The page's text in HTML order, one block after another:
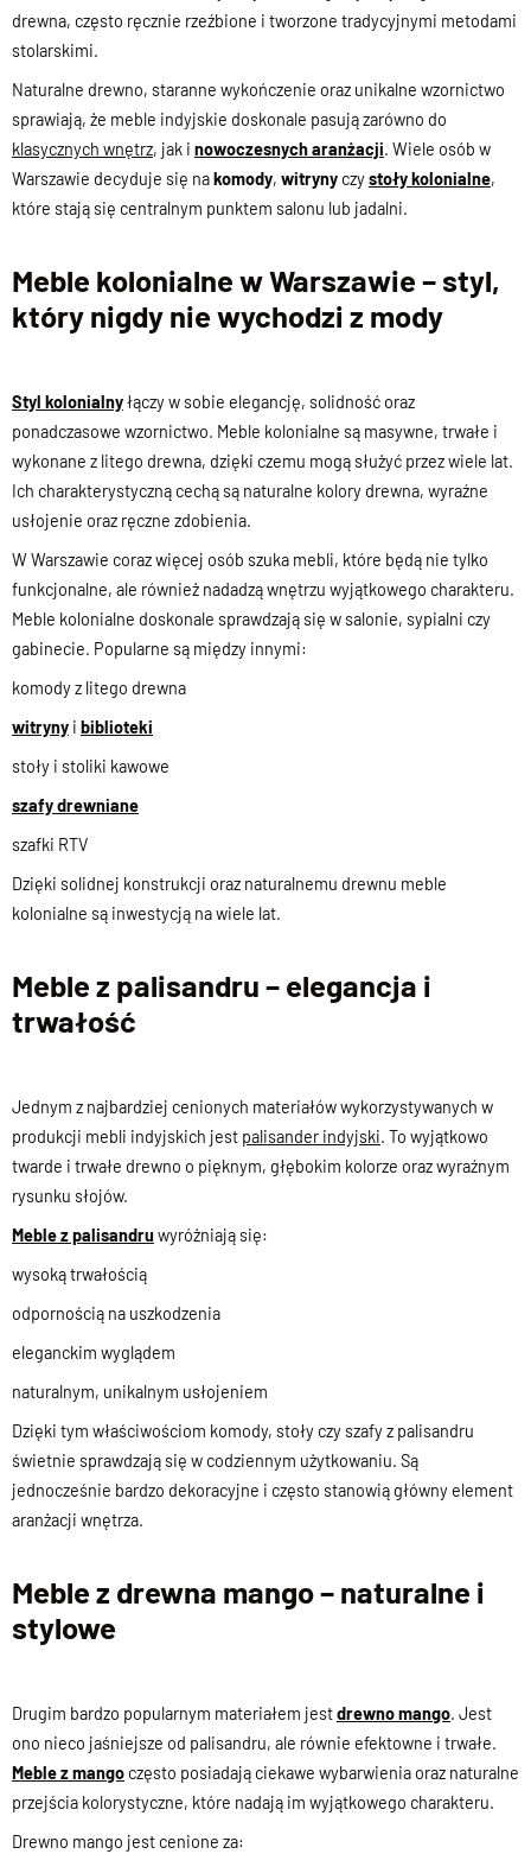
drewna, często ręcznie rzeźbione i tworzone tradycyjnymi metodami
stolarskimi.
Naturalne drewno, staranne wykończenie oraz unikalne wzornictwo
sprawiają, że meble indyjskie doskonale pasują zarówno do
klasycznych wnętrz, jak i nowoczesnych aranżacji. Wiele osób w
Warszawie decyduje się nakomody, witryny czystoły kolonialne,
które stają się centralnym punktem salonu lub jadalni.
Meble kolonialne w Warszawie – styl,
który nigdy nie wychodzi z mody
Styl kolonialnyłączy w sobie elegancję, solidność oraz
ponadczasowe wzornictwo. Meble kolonialne są masywne, trwałe i
wykonane z litego drewna, dzięki czemu mogą służyć przez wiele lat.
Ich charakterystyczną cechą są naturalne kolory drewna, wyraźne
usłojenie oraz ręczne zdobienia.
W Warszawie coraz więcej osób szuka mebli, które będą nie tylko
funkcjonalne, ale również nadadzą wnętrzu wyjątkowego charakteru.
Meble kolonialne doskonale sprawdzają się w salonie, sypialni czy
gabinecie. Popularne są między innymi:
komody z litego drewna
witryny i biblioteki
stoły i stoliki kawowe
szafy drewniane
szafki RTV
Dzięki solidnej konstrukcji oraz naturalnemu drewnu meble
kolonialne są inwestycją na wiele lat.
Meble z palisandru – elegancja i
trwałość
Jednym z najbardziej cenionych materiałów wykorzystywanych w
produkcji mebli indyjskich jest palisander indyjski. To wyjątkowo
twarde i trwałe drewno o pięknym, głębokim kolorze oraz wyraźnym
rysunku słojów.
Meble z palisandru wyróżniają się:
wysoką trwałością
odpornością na uszkodzenia
eleganckim wyglądem
naturalnym, unikalnym usłojeniem
Dzięki tym właściwościom komody, stoły czy szafy z palisandru
świetnie sprawdzają się w codziennym użytkowaniu. Są
jednocześnie bardzo dekoracyjne i często stanowią główny element
aranżacji wnętrza.
Meble z drewna mango – naturalne i
stylowe
Drugim bardzo popularnym materiałem jestdrewno mango. Jest
ono nieco jaśniejsze od palisandru, ale równie efektowne i trwałe.
Meble z mango często posiadają ciekawe wybarwienia oraz naturalne
przejścia kolorystyczne, które nadają im wyjątkowego charakteru.
Drewno mango jest cenione za: